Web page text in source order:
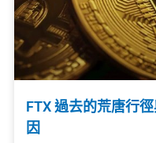
FTX 過去的荒唐行
因